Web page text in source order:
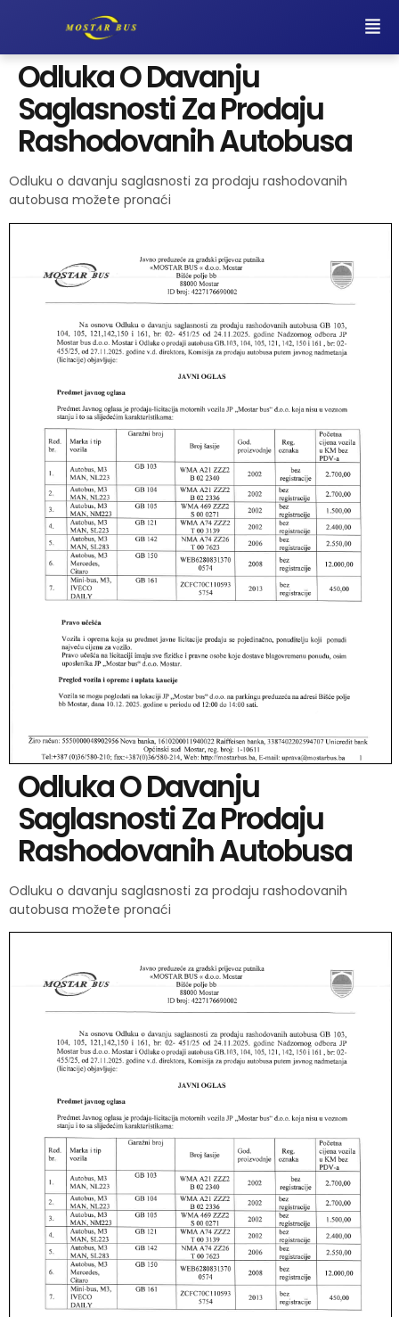
Odluka O Davanju
Saglasnosti Za Prodaju
Rashodovanih Autobusa
Odluku o davanju saglasnosti za prodaju rashodovanih
autobusa možete pronaći
Odluka O Davanju
Saglasnosti Za Prodaju
Rashodovanih Autobusa
Odluku o davanju saglasnosti za prodaju rashodovanih
autobusa možete pronaći